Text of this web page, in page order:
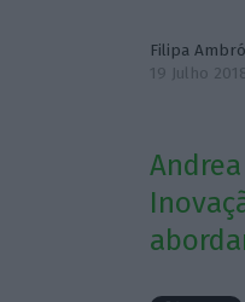
Filipa
19 Julho